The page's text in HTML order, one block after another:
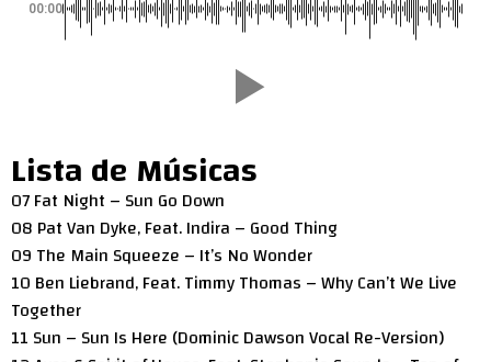
00:00
Lista de Músicas
07 Fat Night – Sun Go Down
08 Pat Van Dyke, Feat. Indira – Good Thing
09 The Main Squeeze – It’s No Wonder
10 Ben Liebrand, Feat. Timmy Thomas – Why Can’t We Live
Together
11 Sun – Sun Is Here (Dominic Dawson Vocal Re-Version)